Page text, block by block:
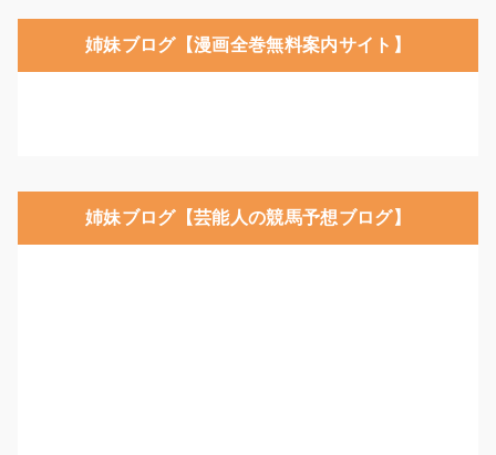
姉妹ブログ【漫画全巻無料案内サイト】
姉妹ブログ【芸能人の競馬予想ブログ】